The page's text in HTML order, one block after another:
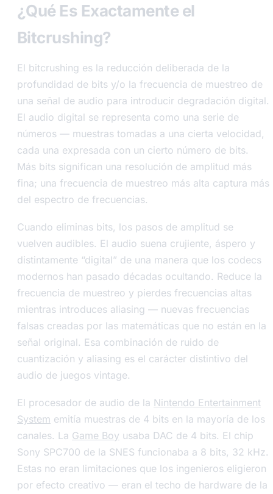
¿Qué Es Exactamente el
Bitcrushing?
El bitcrushing es la reducción deliberada de la
profundidad de bits y/o la frecuencia de muestreo de
una señal de audio para introducir degradación digital.
El audio digital se representa como una serie de
números — muestras tomadas a una cierta velocidad,
cada una expresada con un cierto número de bits.
Más bits significan una resolución de amplitud más
fina; una frecuencia de muestreo más alta captura más
del espectro de frecuencias.
Cuando eliminas bits, los pasos de amplitud se
vuelven audibles. El audio suena crujiente, áspero y
distintamente “digital” de una manera que los codecs
modernos han pasado décadas ocultando. Reduce la
frecuencia de muestreo y pierdes frecuencias altas
mientras introduces aliasing — nuevas frecuencias
falsas creadas por las matemáticas que no están en la
señal original. Esa combinación de ruido de
cuantización y aliasing es el carácter distintivo del
audio de juegos vintage.
El procesador de audio de la Nintendo Entertainment
System emitía muestras de 4 bits en la mayoría de los
canales. La Game Boy usaba DAC de 4 bits. El chip
Sony SPC700 de la SNES funcionaba a 8 bits, 32 kHz.
Estas no eran limitaciones que los ingenieros eligieron
por efecto creativo — eran el techo de hardware de la